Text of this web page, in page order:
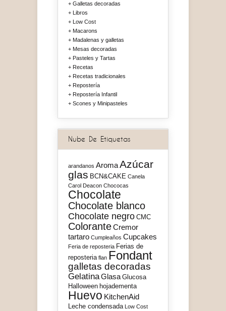
Galletas decoradas
Libros
Low Cost
Macarons
Madalenas y galletas
Mesas decoradas
Pasteles y Tartas
Recetas
Recetas tradicionales
Repostería
Repostería Infantil
Scones y Minipasteles
Nube De Etiquetas
arandanos AromaAzúcar
glas BCN&CAKE Canela
Carol Deacon Chococas
Chocolate
Chocolate blanco
Chocolate negro CMC
ColoranteCremor
tartaro Cumpleaños Cupcakes
Feria de reposteria Ferias de
reposteria flan Fondant
galletas decoradas
GelatinaGlasa Glucosa
Halloween hojadementa
Huevo KitchenAid
Leche condensada Low Cost